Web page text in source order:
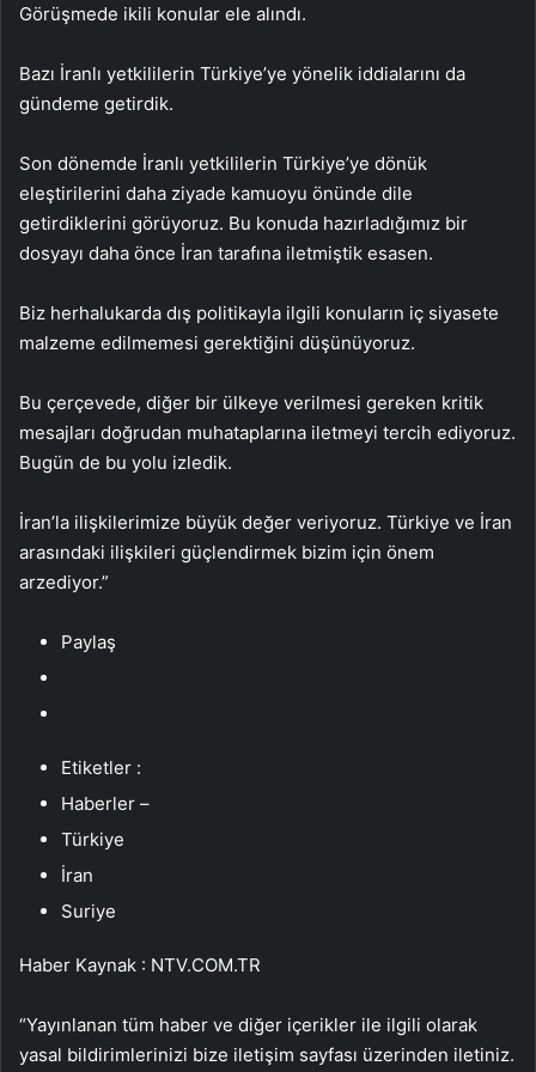
Görüşmede ikili konular ele alındı.
Bazı İranlı yetkililerin Türkiye’ye yönelik iddialarını da
gündeme getirdik.
Son dönemde İranlı yetkililerin Türkiye’ye dönük
eleştirilerini daha ziyade kamuoyu önünde dile
getirdiklerini görüyoruz. Bu konuda hazırladığımız bir
dosyayı daha önce İran tarafına iletmiştik esasen.
Biz herhalukarda dış politikayla ilgili konuların iç siyasete
malzeme edilmemesi gerektiğini düşünüyoruz.
Bu çerçevede, diğer bir ülkeye verilmesi gereken kritik
mesajları doğrudan muhataplarına iletmeyi tercih ediyoruz.
Bugün de bu yolu izledik.
İran’la ilişkilerimize büyük değer veriyoruz. Türkiye ve İran
arasındaki ilişkileri güçlendirmek bizim için önem
arzediyor.”
Paylaş
Etiketler :
Haberler –
Türkiye
İran
Suriye
Haber Kaynak : NTV.COM.TR
“Yayınlanan tüm haber ve diğer içerikler ile ilgili olarak
yasal bildirimlerinizi bize iletişim sayfası üzerinden iletiniz.